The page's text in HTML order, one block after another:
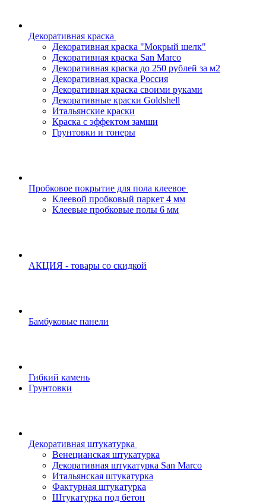
Декоративная краска
Декоративная краска "Мокрый шелк"
Декоративная краска San Marco
Декоративная краска до 250 рублей за м2
Декоративная краска Россия
Декоративная краска своими руками
Декоративные краски Goldshell
Итальянские краски
Краска с эффектом замши
Грунтовки и тонеры
Пробковое покрытие для пола клеевое
Клеевой пробковый паркет 4 мм
Клеевые пробковые полы 6 мм
АКЦИЯ - товары со скидкой
Бамбуковые панели
Гибкий камень
Грунтовки
Декоративная штукатурка
Венецианская штукатурка
Декоративная штукатурка San Marco
Итальянская штукатурка
Фактурная штукатурка
Штукатурка под бетон